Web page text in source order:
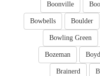
Boonville
Boulder
Bowbells
Bowling Green
Bozeman
Brainerd